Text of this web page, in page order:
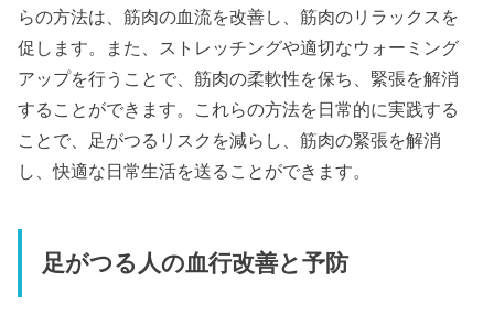
らの方法は、筋肉の血流を改善し、筋肉のリラックスを
促します。また、ストレッチングや適切なウォーミング
アップを行うことで、筋肉の柔軟性を保ち、緊張を解消
することができます。これらの方法を日常的に実践する
ことで、足がつるリスクを減らし、筋肉の緊張を解消
し、快適な日常生活を送ることができます。
足がつる人の血行改善と予防